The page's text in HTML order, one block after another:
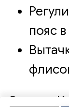
пояс
Раздел: